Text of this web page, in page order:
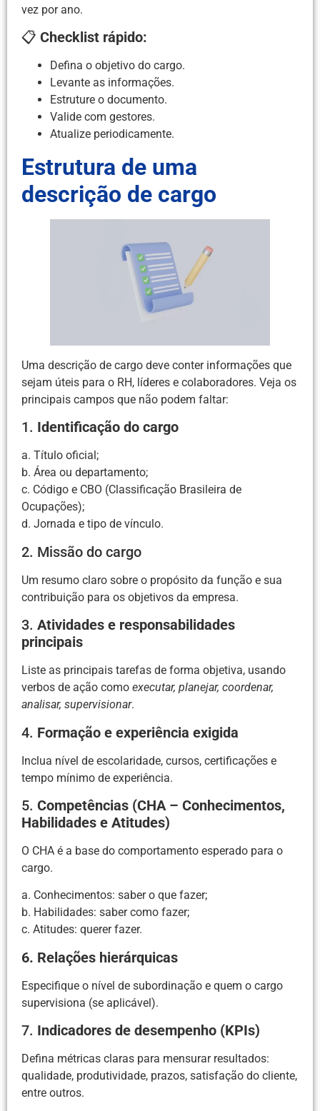
vez por ano.
📋 Checklist rápido:
Defina o objetivo do cargo.
Levante as informações.
Estruture o documento.
Valide com gestores.
Atualize periodicamente.
Estrutura de uma
descrição de cargo
Uma descrição de cargo deve conter informações que
sejam úteis para o RH, líderes e colaboradores. Veja os
principais campos que não podem faltar:
1. Identificação do cargo
a. Título oficial;
b. Área ou departamento;
c. Código e CBO (Classificação Brasileira de
Ocupações);
d. Jornada e tipo de vínculo.
2. Missão do cargo
Um resumo claro sobre o propósito da função e sua
contribuição para os objetivos da empresa.
3. Atividades e responsabilidades
principais
Liste as principais tarefas de forma objetiva, usando
verbos de ação como executar, planejar, coordenar,
analisar, supervisionar.
4. Formação e experiência exigida
Inclua nível de escolaridade, cursos, certificações e
tempo mínimo de experiência.
5. Competências (CHA – Conhecimentos,
Habilidades e Atitudes)
O CHA é a base do comportamento esperado para o
cargo.
a. Conhecimentos: saber o que fazer;
b. Habilidades: saber como fazer;
c. Atitudes: querer fazer.
6. Relações hierárquicas
Especifique o nível de subordinação e quem o cargo
supervisiona (se aplicável).
7. Indicadores de desempenho (KPIs)
Defina métricas claras para mensurar resultados:
qualidade, produtividade, prazos, satisfação do cliente,
entre outros.